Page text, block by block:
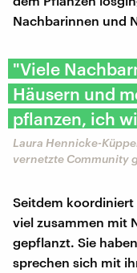
Nachbarinnen und
"Viele
Häusern und
pflanzen, ich
Laura Hennicke-
vernetzte Community
Seitdem koordiniert
viel zusammen mit
gepflanzt. Sie
sprechen sich mit